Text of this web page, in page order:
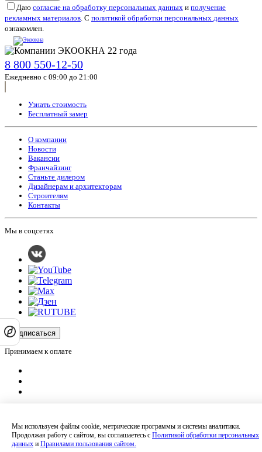
Даю согласие на обработку персональных данных и получение
рекламных материалов. С политикой обработки персональных данных
ознакомлен.
8 800 550-12-50
Ежедневно с 09:00 до 21:00
Узнать стоимость
Бесплатный замер
О компании
Новости
Вакансии
Франчайзинг
Станьте дилером
Дизайнерам и архитекторам
Строителям
Контакты
Мы в соцсетях
Подписаться
Принимаем к оплате
Оставляя на сайте свои контактные данные, Вы даете согласие на обработку
своих персональных данных в соответствии сполитикой
конфиденциальности .
Сайт не является публичной офертой и носит информационный характер.
Мы используем файлы cookie, метрические программы и системы аналитики.
Продолжая работу с сайтом, вы соглашаетесь с Политикой обработки персональных
данных и Правилами пользования сайтом.